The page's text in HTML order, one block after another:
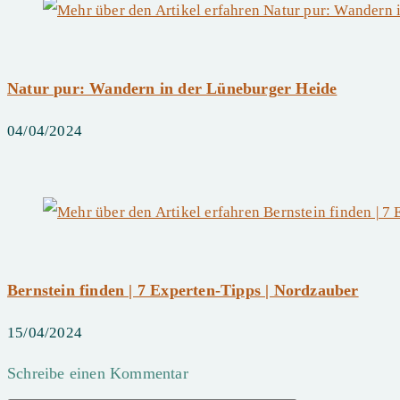
Natur pur: Wandern in der Lüneburger Heide
04/04/2024
Bernstein finden | 7 Experten-Tipps | Nordzauber
15/04/2024
Schreibe einen Kommentar